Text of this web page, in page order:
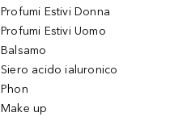
Profumi Estivi Donna
Profumi Estivi Uomo
Balsamo
Siero acido ialuronico
Phon
Make up